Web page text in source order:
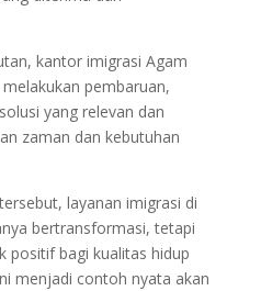
kantor imigrasi Agam
pembaruan,
yang relevan dan
zaman dan kebutuhan
layanan imigrasi di
bertransformasi, tetapi
positif bagi kualitas hidup
menjadi contoh nyata akan